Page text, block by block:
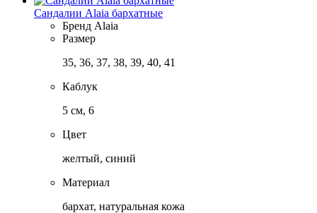
Сандалии Alaia бархатные
Бренд Alaia
Размер
35, 36, 37, 38, 39, 40, 41
Каблук
5 см, 6
Цвет
желтый, синий
Материал
бархат, натуральная кожа